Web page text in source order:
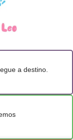
a destino.